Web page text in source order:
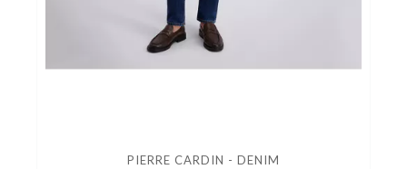
PIERRE CARDIN - DENIM